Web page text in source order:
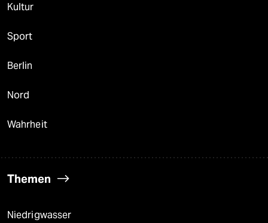
Kultur
Sport
Berlin
Nord
Wahrheit
Themen
Niedrigwasser